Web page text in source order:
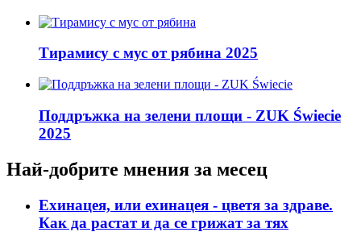
Тирамису с мус от рябина 2025
Поддръжка на зелени площи - ZUK Świecie
2025
Най-добрите мнения за месец
Ехинацея, или ехинацея - цветя за здраве.
Как да растат и да се грижат за тях